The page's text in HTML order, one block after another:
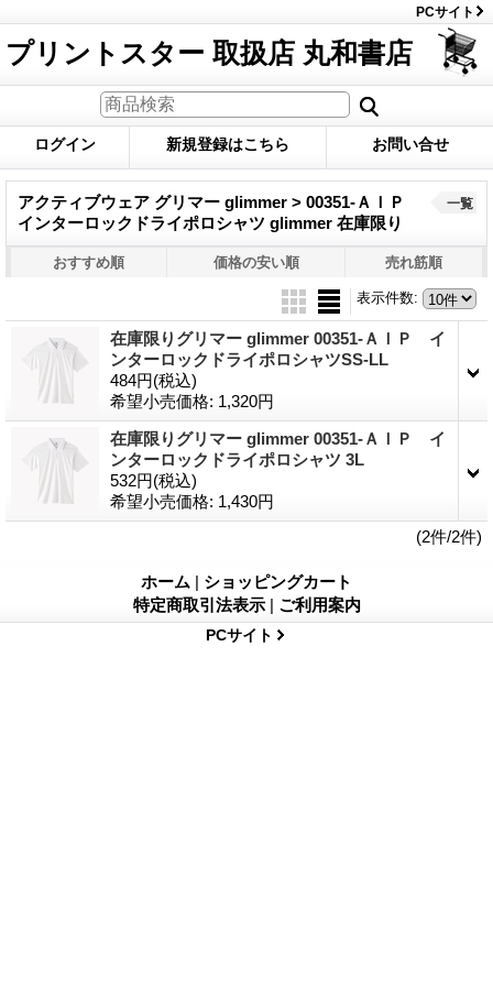
PCサイト
プリントスター 取扱店 丸和書店
ログイン 新規登録はこちら お問い合せ
アクティブウェア グリマー glimmer > 00351-ＡＩＰ
インターロックドライポロシャツ glimmer 在庫限り
一覧
おすすめ順 価格の安い順 売れ筋順
表示件数:
在庫限りグリマー glimmer 00351-ＡＩＰ イ
ンターロックドライポロシャツSS-LL
484円(税込)
希望小売価格: 1,320円
在庫限りグリマー glimmer 00351-ＡＩＰ イ
ンターロックドライポロシャツ 3L
532円(税込)
希望小売価格: 1,430円
(2件/2件)
ホーム | ショッピングカート
特定商取引法表示 | ご利用案内
PCサイト